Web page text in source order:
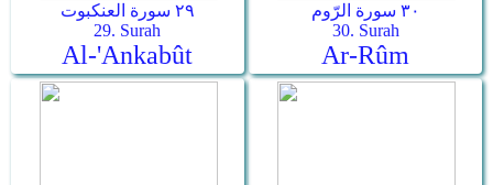
٢٩ سورة العنكبوت
29. Surah
Al-'Ankabût
٣٠ سورة الرّوم
30. Surah
Ar-­Rûm